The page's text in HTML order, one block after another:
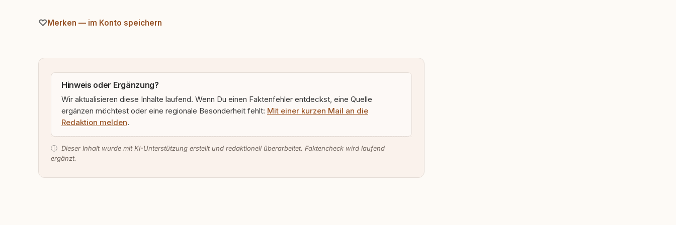
Merken — im Konto speichern
Hinweis oder Ergänzung?
Wir aktualisieren diese Inhalte laufend. Wenn Du einen Faktenfehler entdeckst, eine Quelle
ergänzen möchtest oder eine regionale Besonderheit fehlt: Mit einer kurzen Mail an die
Redaktion melden.
ⓘ Dieser Inhalt wurde mit KI-Unterstützung erstellt und redaktionell überarbeitet. Faktencheck wird laufend
ergänzt.